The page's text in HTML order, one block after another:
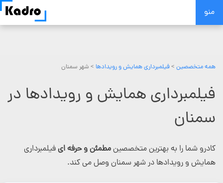
Skip
منو
همه متخصصین >فیلمبرداری همایش و رویدادها > شهر سمنان
فیلمبرداری همایش و رویدادها در
سمنان
کادرو شما را به بهترین متخصصینمطمئن و حرفه ایفیلمبرداری
همایش و رویدادها در شهر سمنان وصل می کند.